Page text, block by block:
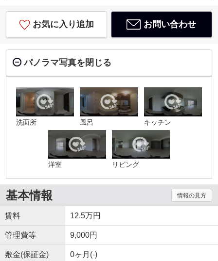
お気に入り追加 お問い合わせ
パノラマ写真を閉じる
洗面所 風呂 キッチン
洋室 リビング
基本情報 情報の見方
賃料 12.5万円
管理費等 9,000円
敷金(保証金) 0ヶ月(-)